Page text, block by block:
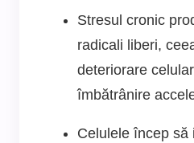
Stresul cronic
radicali liberi,
deteriorare
îmbătrânire
Celulele încep să